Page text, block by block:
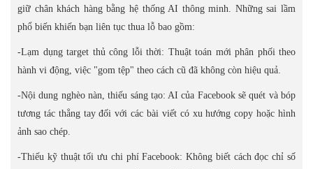
giữ chân khách hàng bằng hệ thống AI thông minh. Những sai lầm
phổ biến khiến bạn liên tục thua lỗ bao gồm:
-Lạm dụng target thủ công lỗi thời: Thuật toán mới phân phối theo
hành vi động, việc "gom tệp" theo cách cũ đã không còn hiệu quả.
-Nội dung nghèo nàn, thiếu sáng tạo: AI của Facebook sẽ quét và bóp
tương tác thẳng tay đối với các bài viết có xu hướng copy hoặc hình
ảnh sao chép.
-Thiếu kỹ thuật tối ưu chi phí Facebook: Không biết cách đọc chỉ số